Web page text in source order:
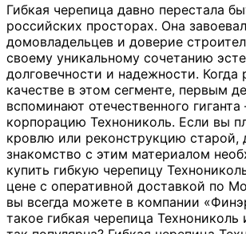
Гибкая черепица давно перестала
российских просторах. Она
домовладельцев и доверие
своему уникальному сочетанию
долговечности и надежности. Когда
качестве в этом сегменте, первым
вспоминают отечественного гиганта
корпорацию Технониколь. Если вы
кровлю или реконструкцию старой,
знакомство с этим материалом
купить гибкую черепицу
цене с оперативной доставкой по
вы всегда можете в компании
такое гибкая черепица Технониколь